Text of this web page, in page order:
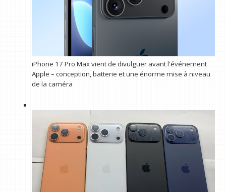
iPhone 17 Pro Max vient de divulguer avant l'événement
Apple – conception, batterie et une énorme mise à niveau
de la caméra